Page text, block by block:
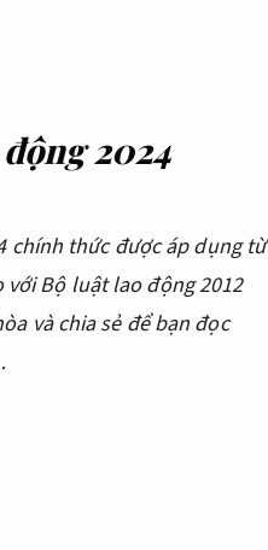
2024
chính thức được áp dụng từ
Bộ luật lao động 2012
và chia sẻ để bạn đọc